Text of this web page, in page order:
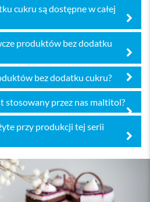
cukru są dostępne w całej
produktów bez dodatku
bez dodatku cukru?
stosowany przez nas maltitol?
przy produkcji tej serii